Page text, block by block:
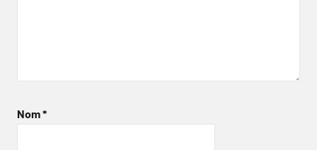
Nom*